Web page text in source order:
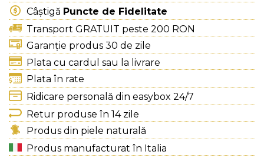
Genți Caramel
Genți Coniac
Genți Corai
Genți Crem
Genți Galbene
Genți Gri
Genți Maro
Genți Multicolore
Genți Negre
Genți Nude
Câștigă Puncte de Fidelitate
Transport GRATUIT peste 200 RON
Garanție produs 30 de zile
Plata cu cardul sau la livrare
Plata în rate
Ridicare personală din easybox 24/7
Retur produse în 14 zile
Produs din piele naturală
Produs manufacturat în Italia